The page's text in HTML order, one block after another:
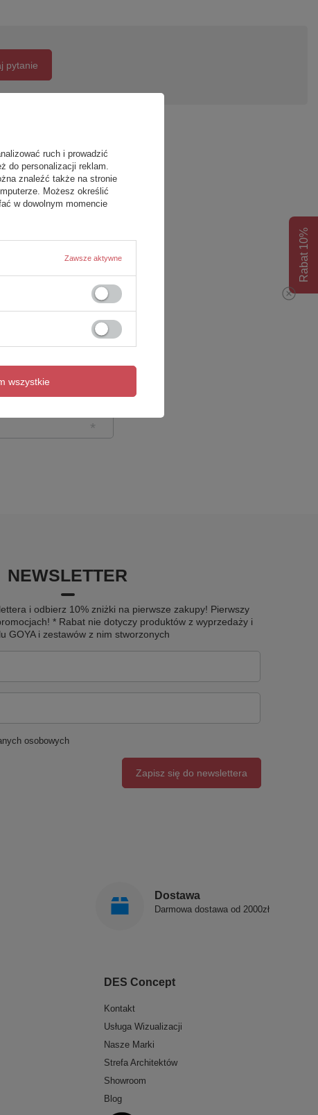
pytanie
NEWSLETTER
i odbierz 10% zniżki na pierwsze zakupy! Pierwszy
* Rabat nie dotyczy produktów z wyprzedaży i
GOYA i zestawów z nim stworzonych
osobowych
Zapisz się do newslettera
Dostawa
Darmowa dostawa od 2000zł
DES Concept
Kontakt
Usługa Wizualizacji
Nasze Marki
Strefa Architektów
Showroom
Blog
Rabat 10%
ruch i prowadzić
do personalizacji reklam.
znaleźć także na stronie
Możesz określić
w dowolnym momencie
Zawsze aktywne
wszystkie